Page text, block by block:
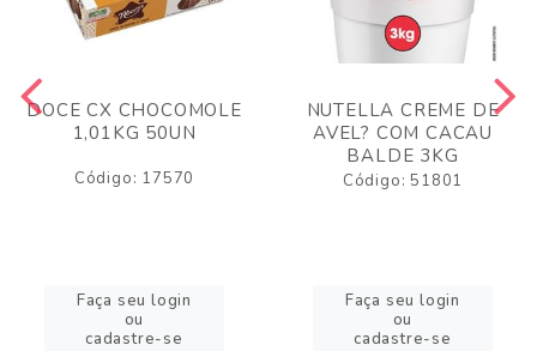
DOCE CX CHOCOMOLE
1,01KG 50UN
Código: 17570
Faça seu login
ou
cadastre-se
NUTELLA CREME DE
AVEL? COM CACAU
BALDE 3KG
Código: 51801
Faça seu login
ou
cadastre-se